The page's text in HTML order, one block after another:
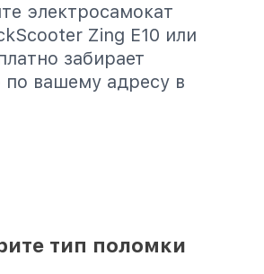
электросамокат
Zing E10 или
забирает
по вашему адресу в
тип поломки